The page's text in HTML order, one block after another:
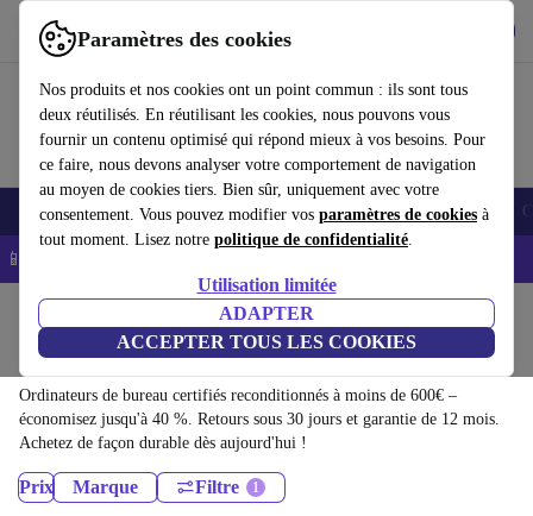
Paramètres des cookies
Nos produits et nos cookies ont un point commun : ils sont tous
deux réutilisés. En réutilisant les cookies, nous pouvons vous
fournir un contenu optimisé qui répond mieux à vos besoins. Pour
ce faire, nous devons analyser votre comportement de navigation
au moyen de cookies tiers. Bien sûr, uniquement avec votre
consentement. Vous pouvez modifier vos paramètres de cookies à
tout moment. Lisez notre politique de confidentialité.
Utilisation limitée
ADAPTER
ACCEPTER TOUS LES COOKIES
Utilisez refurbed rapidement et facilement
Smartphones Laptops Tablettes Montres connectées Accessoires
📱 -5% EXTRA sur les iPhones – Code : IPHONEDEAL -
Ordinateurs de bureau:
Ordinateurs de bureau certifiés reconditionnés à moins de 600€ –
économisez jusqu'à 40 %. Retours sous 30 jours et garantie de 12 mois.
Achetez de façon durable dès aujourd'hui !
Prix Marque Filtre